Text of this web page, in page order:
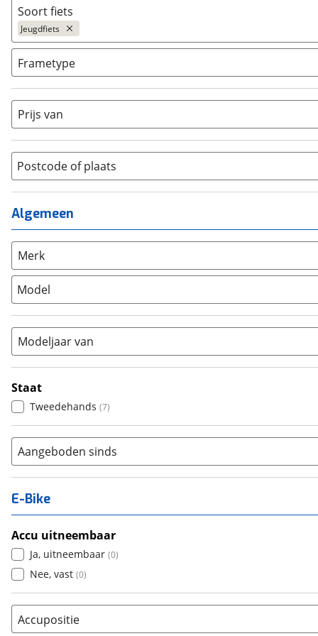
Ja, E-bike
Ja, High-speed (0)
Soort fiets
Jeugdfiets
BMX / Freestyle fiets (0)
Cruiserfiets
Jeugdfiets (7)
Kinderfiets (0)
Ligfiets (0)
Mountainbike
Overig (0)
Racefiets
Stadsfiets (266)
Tandem
Vouwfiets (0)
Frametype
Dames (0)
Dames monotube
Heren (0)
Jongens
Lage instap (0)
Meisjes
Prijs van
Postcode of plaats
Algemeen
Merk
Model
Modeljaar van
Staat
Tweedehands (7)
Aangeboden sinds
E-Bike
Accu uitneembaar
Ja, uitneembaar (0)
Nee, vast (0)
Accupositie